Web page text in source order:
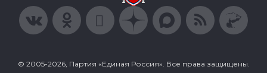
© 2005-2026, Партия «Единая Россия». Все права защищены.